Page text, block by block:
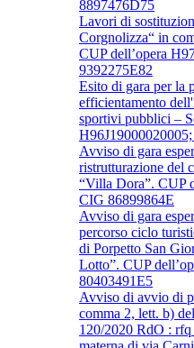
8897476D75
Lavori di
Corgnolizza“ in
CUP dell’opera
9392275E82
Esito di gara per la
efficientamento
sportivi pubblici –
Avviso di gara
ristrutturazione del
“Villa Dora”. CUP
CIG 86899864E
Avviso di gara
percorso ciclo
di Porpetto San
Lotto”. CUP
80403491E5
Avviso di avvio di
comma 2, lett. b)
120/2020 RdO :